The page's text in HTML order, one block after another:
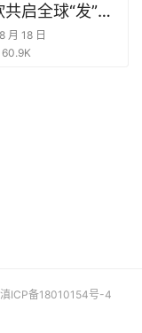
启全球“发”力
月 18 日
60.9K
滇ICP备18010154号-4